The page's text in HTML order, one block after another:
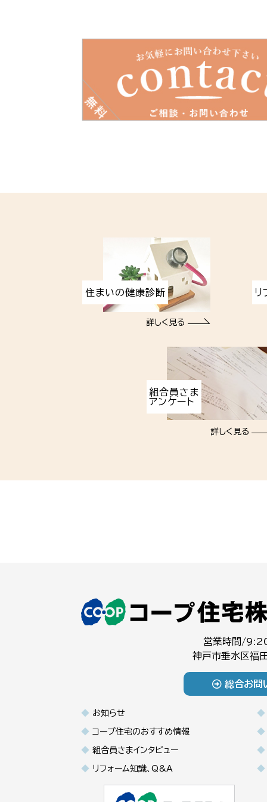
住まいの健康診断
詳しく見る
リ
組合員さま
アンケート
詳しく見る
営業時間/
神戸市垂水区福
総合お問
お知らせ
コープ住宅のおすすめ情報
組合員さまインタビュー
リフォーム知識、Q&A